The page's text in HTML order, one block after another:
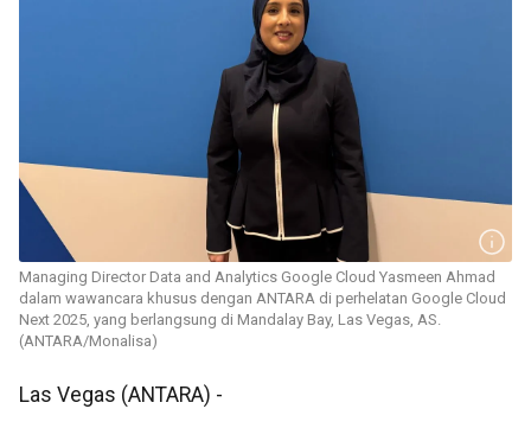
Managing Director Data and Analytics Google Cloud Yasmeen Ahmad
dalam wawancara khusus dengan ANTARA di perhelatan Google Cloud
Next 2025, yang berlangsung di Mandalay Bay, Las Vegas, AS.
(ANTARA/Monalisa)
Las Vegas (ANTARA) -